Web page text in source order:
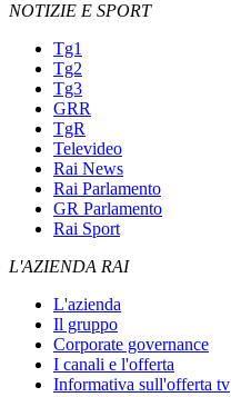
NOTIZIE E SPORT
Tg1
Tg2
Tg3
GRR
TgR
Televideo
Rai News
Rai Parlamento
GR Parlamento
Rai Sport
L'AZIENDA RAI
L'azienda
Il gruppo
Corporate governance
I canali e l'offerta
Informativa sull'offerta tv